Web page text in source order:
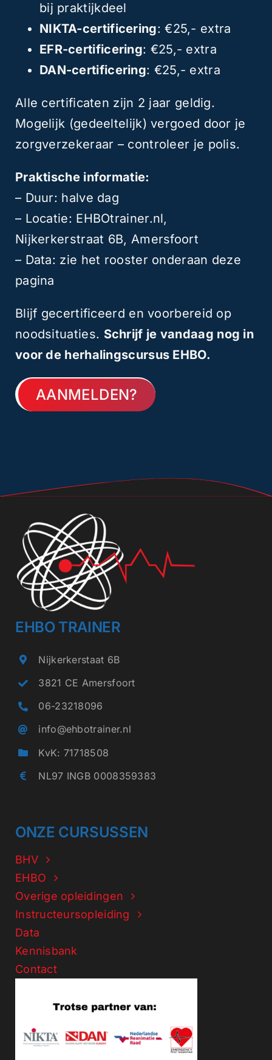
bij praktijkdeel
NIKTA-certificering: €25,- extra
EFR-certificering: €25,- extra
DAN-certificering: €25,- extra
Alle certificaten zijn 2 jaar geldig.
Mogelijk (gedeeltelijk) vergoed door je
zorgverzekeraar – controleer je polis.
Praktische informatie:
– Duur: halve dag
– Locatie: EHBOtrainer.nl,
Nijkerkerstraat 6B, Amersfoort
– Data: zie het rooster onderaan deze
pagina
Blijf gecertificeerd en voorbereid op
noodsituaties. Schrijf je vandaag nog in
voor de herhalingscursus EHBO.
AANMELDEN?
EHBO TRAINER
Nijkerkerstaat 6B
3821 CE Amersfoort
06-23218096
info@ehbotrainer.nl
KvK: 71718508
NL97 INGB 0008359383
ONZE CURSUSSEN
BHV
EHBO
Overige opleidingen
Instructeursopleiding
Data
Kennisbank
Contact